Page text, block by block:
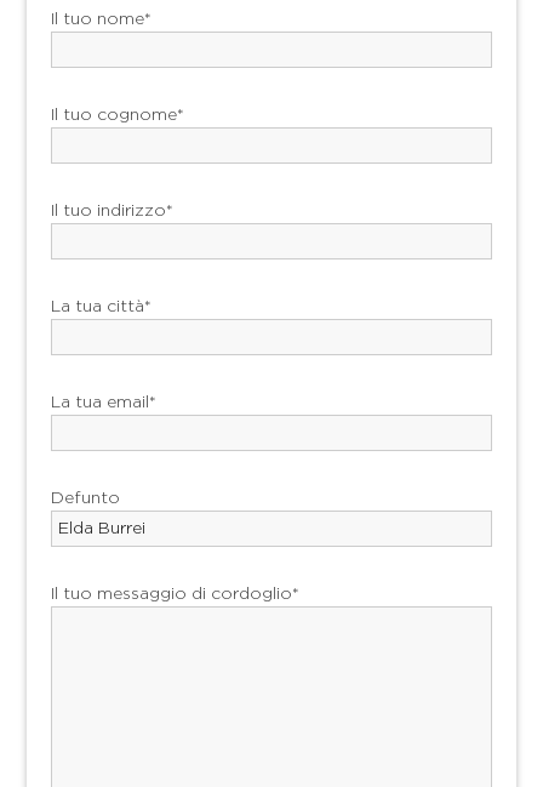
Il tuo nome*
Il tuo cognome*
Il tuo indirizzo*
La tua città*
La tua email*
Defunto
Il tuo messaggio di cordoglio*